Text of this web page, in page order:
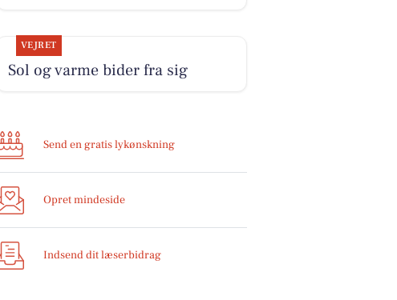
VEJRET
Sol og varme bider fra sig
Send en gratis lykønskning
Opret mindeside
Indsend dit læserbidrag